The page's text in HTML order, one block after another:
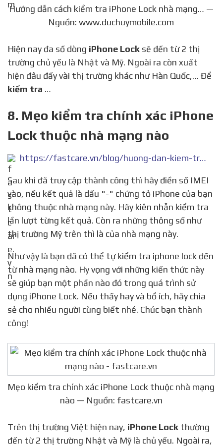
Hướng dẫn cách kiểm tra iPhone Lock nhà mạng… —
Nguồn: www.duchuymobile.com
Hiện nay đa số dòng iPhone Lock sẽ đến từ 2 thị
trường chủ yếu là Nhật và Mỹ. Ngoài ra còn xuất
hiện đâu đấy vài thị trường khác như Hàn Quốc,… Để
kiểm tra …
8. Mẹo kiểm tra chính xác iPhone
Lock thuộc nhà mạng nào
https://fastcare.vn/blog/huong-dan-kiem-tra-iphone-lock-den-tu-nha-mang-nao.html
Sau khi đã truy cập thành công thì hãy điền số IMEI
vào, nếu kết quả là dấu "-" chứng tỏ iPhone của bạn
không thuộc nhà mạng này. Hãy kiên nhẫn kiểm tra
lần lượt từng kết quả. Còn ra những thông số như
thị trường Mỹ trên thì là của nhà mạng này.
Như vậy là bạn đã có thể tự kiểm tra iphone lock đến
từ nhà mạng nào. Hy vọng với những kiến thức này
sẽ giúp bạn một phần nào đó trong quá trình sử
dụng iPhone Lock. Nếu thấy hay và bổ ích, hãy chia
sẻ cho nhiều người cùng biết nhé. Chúc bạn thành
công!
Mẹo kiểm tra chính xác iPhone Lock thuộc nhà mạng
nào — Nguồn: fastcare.vn
Trên thị trường Việt hiện nay, iPhone Lock thường
đến từ 2 thị trường Nhật và Mỹ là chủ yếu. Ngoài ra,